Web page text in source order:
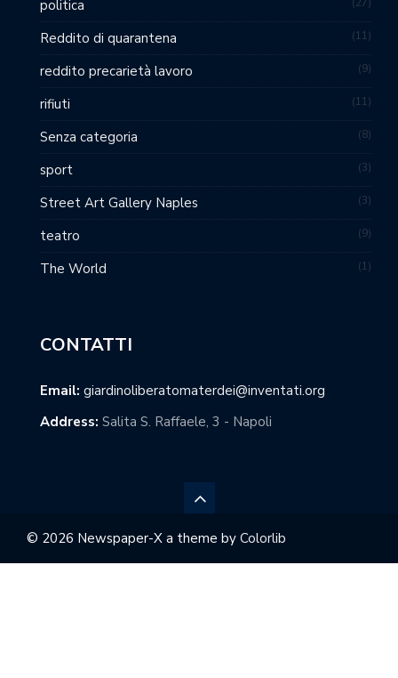
politica 27
Reddito di quarantena 11
reddito precarietà lavoro 9
rifiuti 11
Senza categoria 8
sport 3
Street Art Gallery Naples 3
teatro 9
The World 1
CONTATTI
Email: giardinoliberatomaterdei@inventati.org
Address: Salita S. Raffaele, 3 - Napoli
© 2026 Newspaper-X a theme by Colorlib